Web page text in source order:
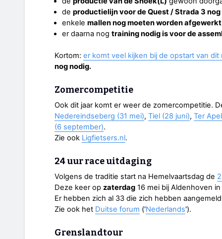
de productielijn voor de Quest / Strada 3
enkele mallen nog moeten worden afgewerkt
er daarna nog training nodig is voor de
Kortom: er komt veel kijken bij de opstart van
nog nodig.
Zomercompetitie
Ook dit jaar komt er weer de zomercompetitie.
Nedereindseberg (31 mei), Tiel (28 juni), Ter
(6 september).
Zie ook Ligfietsers.nl.
24 uur race uitdaging
Volgens de traditie start na Hemelvaartsdag de
Deze keer op zaterdag 16 mei bij Aldenhoven
Er hebben zich al 33 die zich hebben
Zie ook het Duitse forum ('Nederlands').
Grenslandtour